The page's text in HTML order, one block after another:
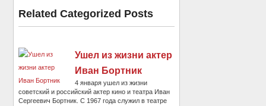
Related Categorized Posts
Ушел из жизни актер
Иван Бортник
4 января ушел из жизни
советский и российский актер кино и театра Иван
Сергеевич Бортник. С 1967 года служил в театре